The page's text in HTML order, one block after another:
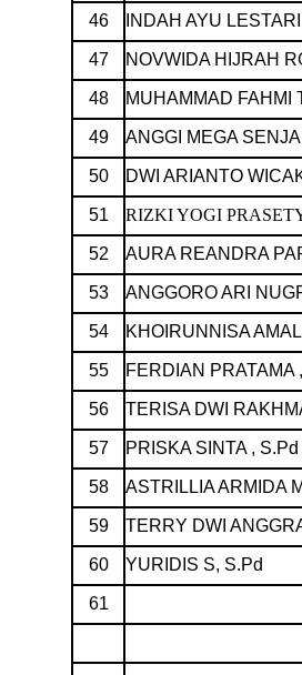
46 INDAH AYU
47 NOVWIDA HIJRAH
48 MUHAMMAD FAHMI
49 ANGGI MEGA SENJA
50 DWI ARIANTO
51 RIZKI YOGI
52 AURA REANDRA
53 ANGGORO ARI
54 KHOIRUNNISA
55 FERDIAN PRATAMA
56 TERISA DWI
57 PRISKA SINTA , S.Pd
58 ASTRILLIA ARMIDA
59 TERRY DWI
60 YURIDIS S, S.Pd
61